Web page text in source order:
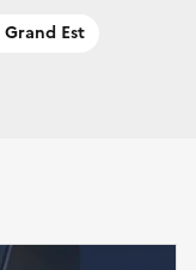
Grand Est